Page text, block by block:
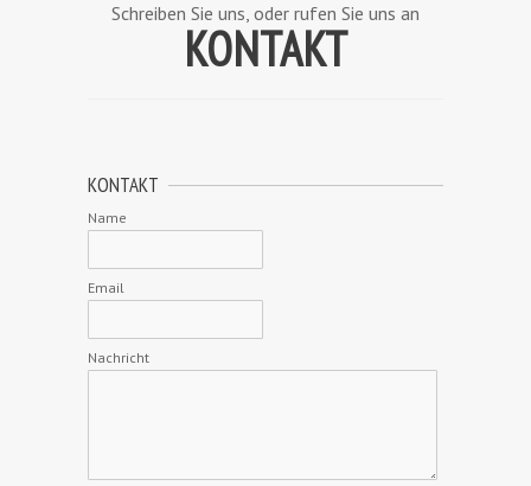
Schreiben Sie uns, oder rufen Sie uns an
KONTAKT
KONTAKT
Name
Email
Nachricht